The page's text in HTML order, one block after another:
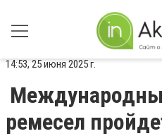
14:53, 25 июня 2025 г.
ремесел